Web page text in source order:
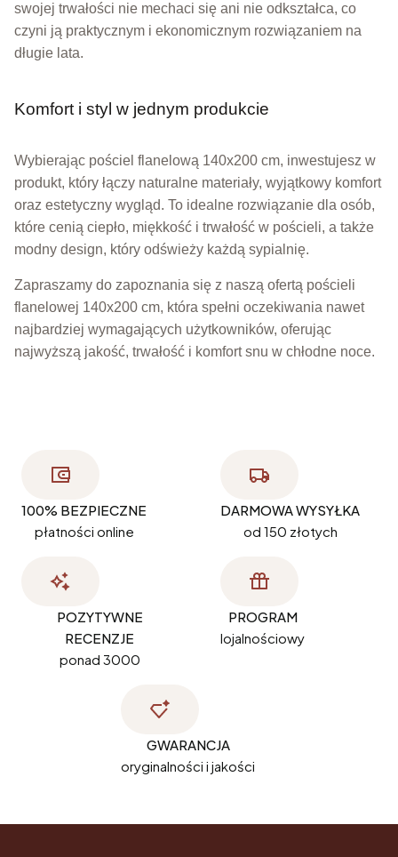
swojej trwałości nie mechaci się ani nie odkształca, co
czyni ją praktycznym i ekonomicznym rozwiązaniem na
długie lata.
Komfort i styl w jednym produkcie
Wybierając pościel flanelową 140x200 cm, inwestujesz w
produkt, który łączy naturalne materiały, wyjątkowy komfort
oraz estetyczny wygląd. To idealne rozwiązanie dla osób,
które cenią ciepło, miękkość i trwałość w pościeli, a także
modny design, który odświeży każdą sypialnię.
Zapraszamy do zapoznania się z naszą ofertą pościeli
flanelowej 140x200 cm, która spełni oczekiwania nawet
najbardziej wymagających użytkowników, oferując
najwyższą jakość, trwałość i komfort snu w chłodne noce.
100% BEZPIECZNE
płatności online
DARMOWA WYSYŁKA
od 150 złotych
POZYTYWNE
RECENZJE
ponad 3000
PROGRAM
lojalnościowy
GWARANCJA
oryginalności i jakości